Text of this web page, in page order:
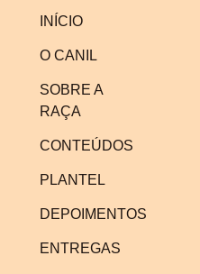
INÍCIO
O CANIL
SOBRE A
RAÇA
CONTEÚDOS
PLANTEL
DEPOIMENTOS
ENTREGAS